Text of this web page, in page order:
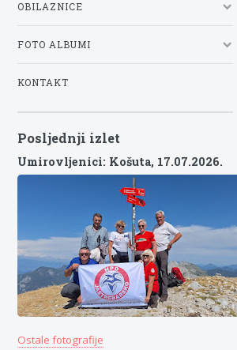
OBILAZNICE
FOTO ALBUMI
KONTAKT
Posljednji izlet
Umirovljenici: Košuta, 17.07.2026.
Ostale fotografije